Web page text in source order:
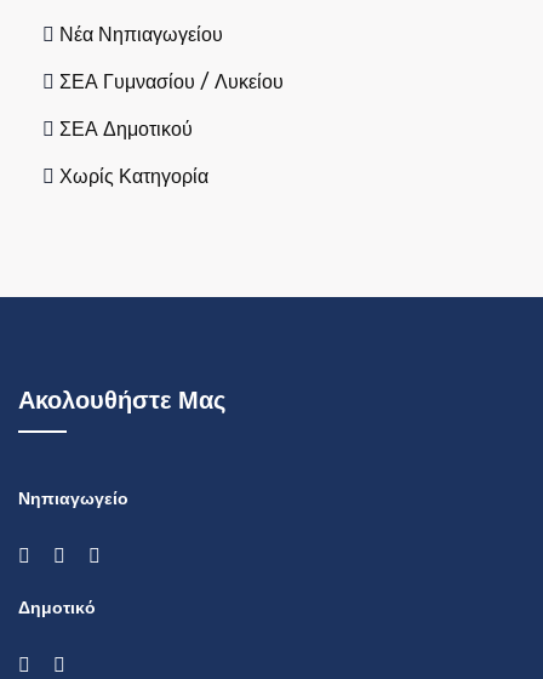
Νέα Νηπιαγωγείου
ΣΕΑ Γυμνασίου / Λυκείου
ΣΕΑ Δημοτικού
Χωρίς Κατηγορία
Ακολουθήστε Μας
Νηπιαγωγείο
Δημοτικό